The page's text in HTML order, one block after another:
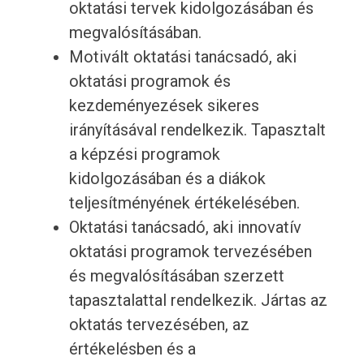
oktatási tervek kidolgozásában és
megvalósításában.
Motivált oktatási tanácsadó, aki
oktatási programok és
kezdeményezések sikeres
irányításával rendelkezik. Tapasztalt
a képzési programok
kidolgozásában és a diákok
teljesítményének értékelésében.
Oktatási tanácsadó, aki innovatív
oktatási programok tervezésében
és megvalósításában szerzett
tapasztalattal rendelkezik. Jártas az
oktatás tervezésében, az
értékelésben és a